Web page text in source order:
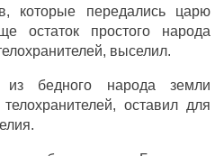
которые передались царю
остаток простого народа
выселил.
из бедного народа земли
оставил для